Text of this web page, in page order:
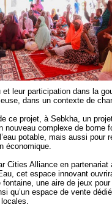
et leur participation dans la
dans un contexte de
ce projet, à Sebkha, un
nouveau complexe de borne
potable, mais aussi pour
économique.
Cities Alliance en
cet espace innovant
fontaine, une aire de jeux
qu’un espace de vente